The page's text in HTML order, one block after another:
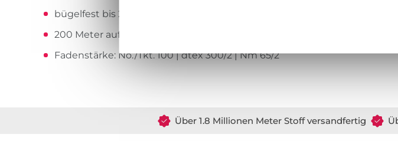
bügelfest bis 200° C
200 Meter auf der Spule
Fadenstärke: No./Tkt. 100 | dtex 300/2 | Nm 65/2
Über 1.8 Millionen Meter Stoff versandfertig